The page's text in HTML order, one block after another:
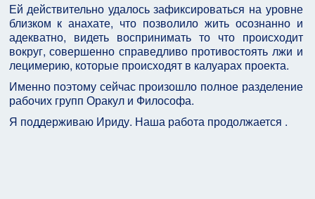
Ей действительно удалось зафиксироваться на уровне
близком к анахате, что позволило жить осознанно и
адекватно, видеть воспринимать то что происходит
вокруг, совершенно справедливо противостоять лжи и
лецимерию, которые происходят в калуарах проекта.
Именно поэтому сейчас произошло полное разделение
рабочих групп Оракул и Философа.
Я поддерживаю Ириду. Наша работа продолжается .